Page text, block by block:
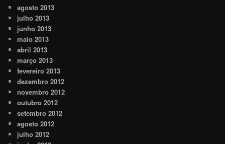
agosto 2013
julho 2013
junho 2013
maio 2013
abril 2013
março 2013
fevereiro 2013
dezembro 2012
novembro 2012
outubro 2012
setembro 2012
agosto 2012
julho 2012